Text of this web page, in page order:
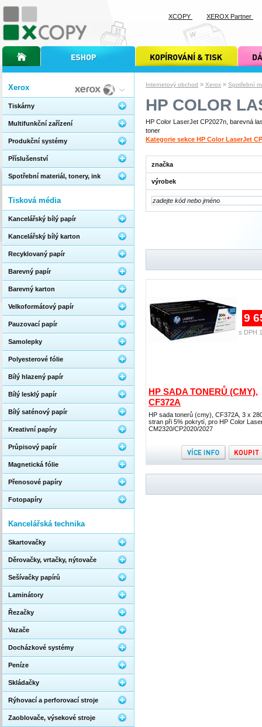
Internetový obchod » Xerox » Spotřební
HP COLOR
HP Color LaserJet CP2027n, barevná
toner
Kategorie sekce HP Color LaserJet
značka
výrobek
HP SADA TONERŮ (CMY),
CF372A
HP sada tonerů (cmy), CF372A, 3 x
stran při 5% pokrytí, pro HP Color
CM2320/CP2020/2027
9
s DPH
Xerox
Tiskárny
Multifunkční zařízení
Produkční systémy
Příslušenství
Spotřební materiál, tonery, ink
Tisková média
Kancelářský bílý papír
Kancelářský bílý karton
Recyklovaný papír
Barevný papír
Barevný karton
Velkoformátový papír
Pauzovací papír
Samolepky
Polyesterové fólie
Bílý hlazený papír
Bílý lesklý papír
Bílý saténový papír
Kreativní papíry
Průpisový papír
Magnetická fólie
Přenosové papíry
Fotopapíry
Kancelářská technika
Skartovačky
Děrovačky, vrtačky, nýtovače
Sešívačky papírů
Laminátory
Řezačky
Vazače
Docházkové systémy
Peníze
Skládačky
Rýhovací a perforovací stroje
Zaoblovače, výsekové stroje
úvodní stránka xcopyinternetový obchod xcopy kopírování a tisk xcopy dárkové
XCOPY XEROX Partner